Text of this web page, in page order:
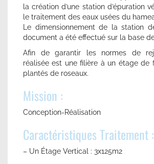
la création d’une station d’épuration
le traitement des eaux usées du
Le dimensionnement de la station
document a été effectué sur la base
Afin de garantir les normes de
réalisée est une filière à un étage de
plantés de roseaux.
Mission :
Conception-Réalisation
Caractéristiques Traitement :
– Un Étage Vertical : 3x125m2